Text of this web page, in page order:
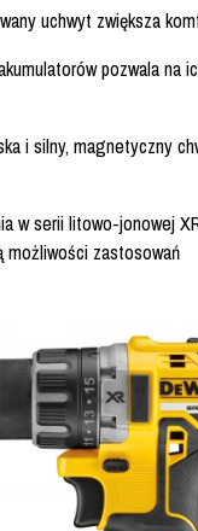
uchwyt zwiększa
pozwala na
i silny, magnetyczny
w serii litowo-jonowej
możliwości zastosowań